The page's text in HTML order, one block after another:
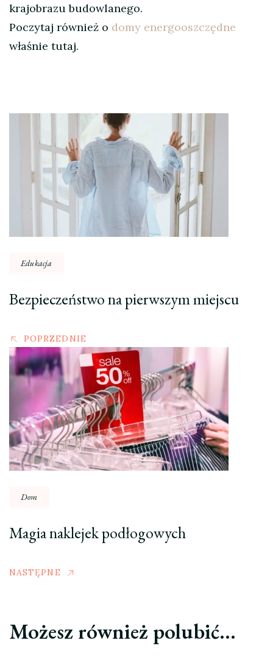
krajobrazu budowlanego.
Poczytaj również o domy energooszczędne
właśnie tutaj.
Nawigacja
wpisu
Edukacja
Bezpieczeństwo na pierwszym miejscu
POPRZEDNIE
Dom
Magia naklejek podłogowych
NASTĘPNE
Możesz również polubić…